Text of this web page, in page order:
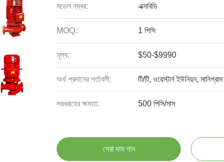
মডেল নম্বর: এক্সবিডি
MOQ.: 1 পিসি
মূল্য: $50-$9990
অর্থ প্রদানের শর্তাবলী: টি/টি, ওয়েস্টার্ন ইউনিয়ন, মানিগ্রাম
সরবরাহের ক্ষমতা: 500 পিসি/মাস
সেরা দাম পান